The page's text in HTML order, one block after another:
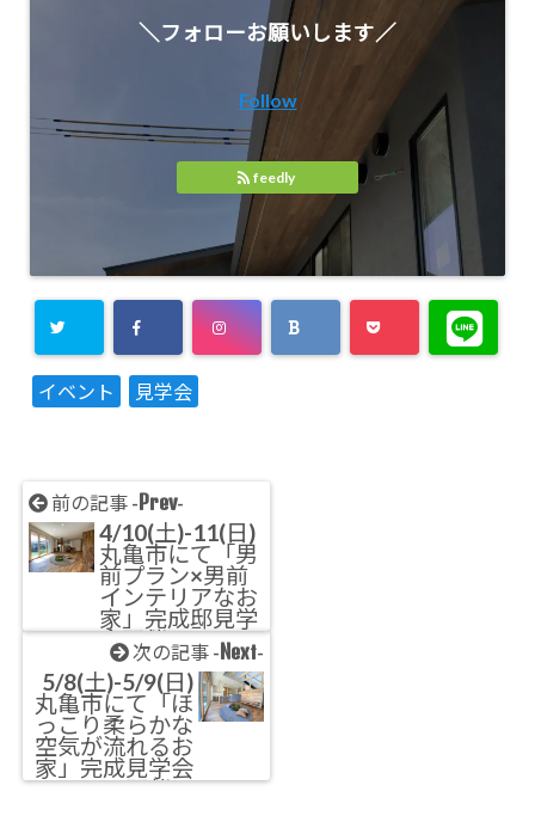
＼フォローお願いします／
Follow
feedly
イベント 見学会
前の記事 - Prev-
4/10(土)-11(日)
丸亀市にて「男
前プラン×男前
インテリアなお
家」完成邸見学
会開催！
次の記事 - Next-
5/8(土)-5/9(日)
丸亀市にて「ほ
っこり柔らかな
空気が流れるお
家」完成見学会
開催！